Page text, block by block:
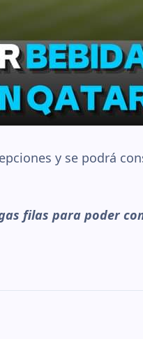
y se podrá
filas para poder